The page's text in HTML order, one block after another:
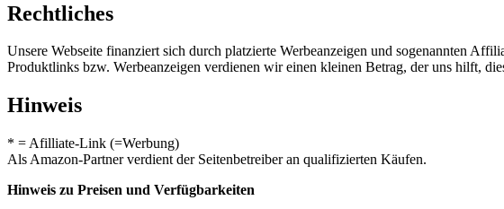
Rechtliches
Unsere Webseite finanziert sich durch platzierte Werbeanzeigen und sogenannten
Produktlinks bzw. Werbeanzeigen verdienen wir einen kleinen Betrag, der uns hilft,
Hinweis
* = Afilliate-Link (=Werbung)
Als Amazon-Partner verdient der Seitenbetreiber an qualifizierten Käufen.
Hinweis zu Preisen und Verfügbarkeiten